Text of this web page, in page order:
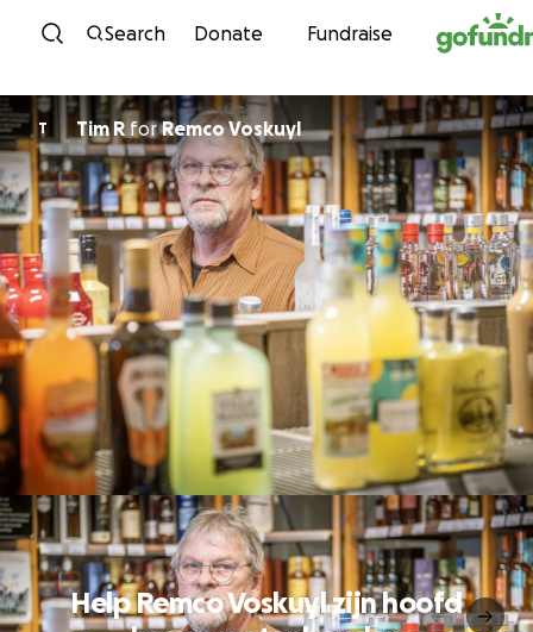
Skip to content
Search Donate Fundraise
T Tim R forRemco Voskuyl
Help Remco Voskuyl zijn hoofd